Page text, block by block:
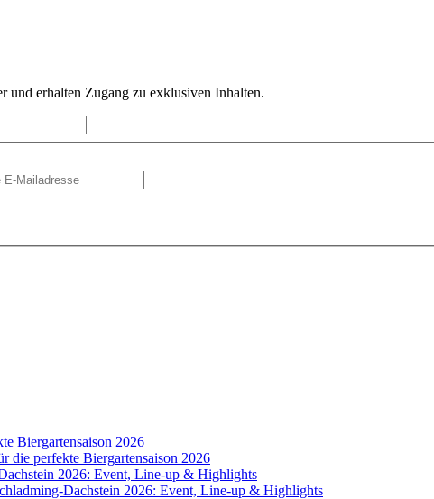
und erhalten Zugang zu exklusiven Inhalten.
die perfekte Biergartensaison 2026
Dachstein 2026: Event, Line-up & Highlights